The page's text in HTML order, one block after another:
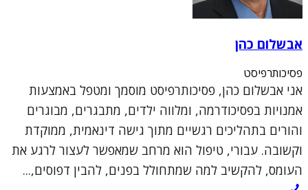
אבשלום כהן
פסיכותרפיסט
אני אבשלום כהן, פסיכותרפיסט מוסמך ומטפל באמצעות
אמנויות בפסיכודרמה, ומלווה ילדים, מתבגרים, מבוגרים
והורים בתהליכים רגשיים מתוך גישה דינאמית, ממוקדת
וקשובה. עבורי, טיפול הוא מרחב שמאפשר לעצור לרגע את
העומס, להקשיב למה שמתחולל בפנים, להבין דפוסים,...